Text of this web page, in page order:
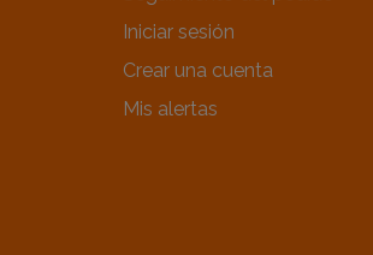
Iniciar sesión
Crear una cuenta
Mis alertas